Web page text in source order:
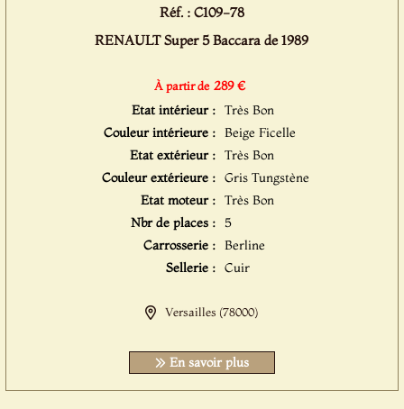
Réf. : C109-78
RENAULT Super 5 Baccara de 1989
À partir de 289 €
Etat intérieur : Très Bon
Couleur intérieure : Beige Ficelle
Etat extérieur : Très Bon
Couleur extérieure : Gris Tungstène
Etat moteur : Très Bon
Nbr de places : 5
Carrosserie : Berline
Sellerie : Cuir
Versailles (78000)
En savoir plus